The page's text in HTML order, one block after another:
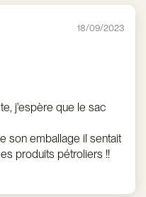
18/09/2023
j'espère que le sac
son emballage il sentait
produits pétroliers !!